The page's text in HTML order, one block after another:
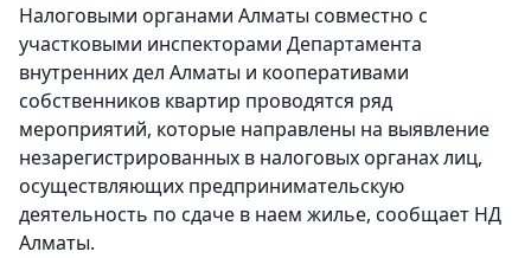
Налоговыми органами Алматы совместно с
участковыми инспекторами Департамента
внутренних дел Алматы и кооперативами
собственников квартир проводятся ряд
мероприятий, которые направлены на выявление
незарегистрированных в налоговых органах лиц,
осуществляющих предпринимательскую
деятельность по сдаче в наем жилье, сообщает НД
Алматы.